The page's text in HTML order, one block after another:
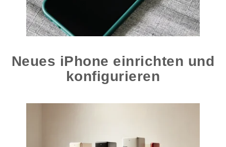
Neues iPhone einrichten und
konfigurieren